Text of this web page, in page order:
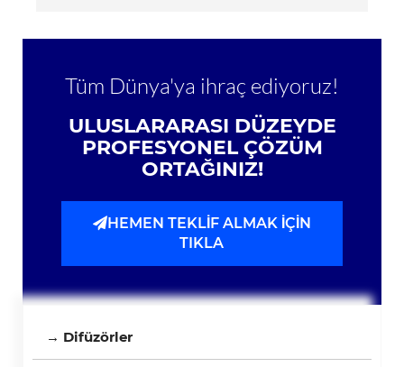
Tüm Dünya'ya ihraç ediyoruz!
ULUSLARARASI DÜZEYDE
PROFESYONEL ÇÖZÜM
ORTAĞINIZ!
HEMEN TEKLİF ALMAK İÇİN
TIKLA
→ Difüzörler